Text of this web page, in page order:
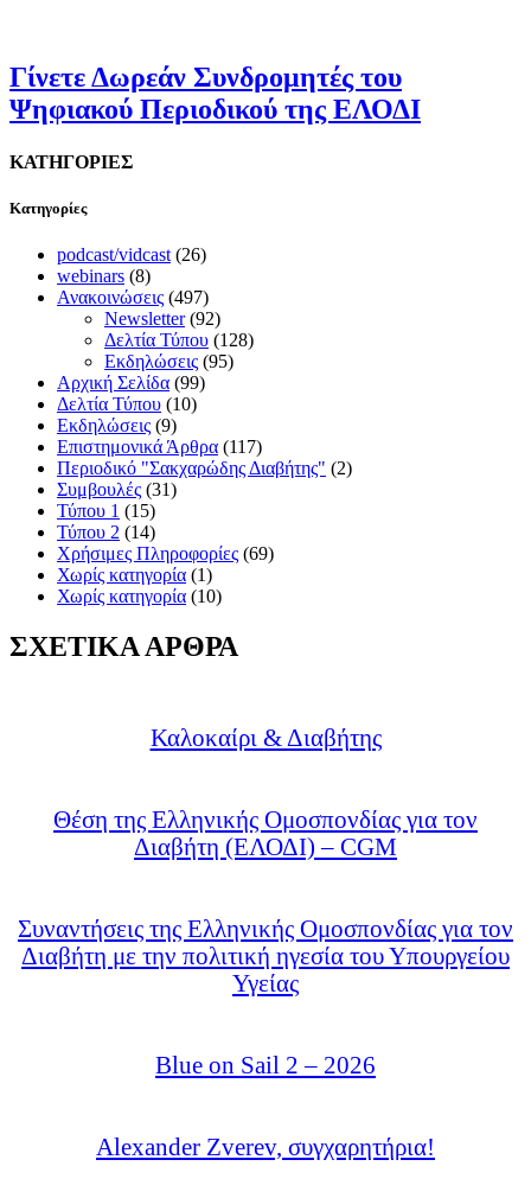
Γίνετε Δωρεάν Συνδρομητές του
Ψηφιακού Περιοδικού της ΕΛΟΔΙ
ΚΑΤΗΓΟΡΙΕΣ
Kατηγορίες
podcast/vidcast (26)
webinars (8)
Ανακοινώσεις (497)
Newsletter(92)
Δελτία Τύπου (128)
Εκδηλώσεις (95)
Αρχική Σελίδα (99)
Δελτία Τύπου (10)
Εκδηλώσεις (9)
Επιστημονικά Άρθρα (117)
Περιοδικό "Σακχαρώδης Διαβήτης" (2)
Συμβουλές (31)
Τύπου 1 (15)
Τύπου 2 (14)
Χρήσιμες Πληροφορίες (69)
Χωρίς κατηγορία (1)
Χωρίς κατηγορία (10)
ΣΧΕΤΙΚΑ ΑΡΘΡΑ
Καλοκαίρι & Διαβήτης
Θέση της Ελληνικής Ομοσπονδίας για τον
Διαβήτη (ΕΛΟΔΙ) – CGM
Συναντήσεις της Ελληνικής Ομοσπονδίας για τον
Διαβήτη με την πολιτική ηγεσία του Υπουργείου
Υγείας
Blue on Sail 2 – 2026
Alexander Zverev, συγχαρητήρια!